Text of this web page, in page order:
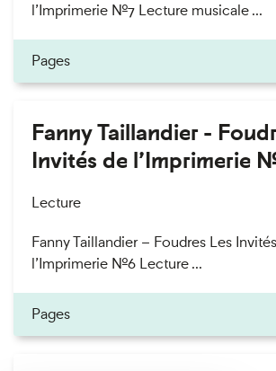
l’Imprimerie n°7 Lecture musicale ...
Pages
Fanny Taillandier -
Invités de l’Imprimerie
Lecture
Fanny Taillandier – Foudres Les
l’Imprimerie n°6 Lecture ...
Pages